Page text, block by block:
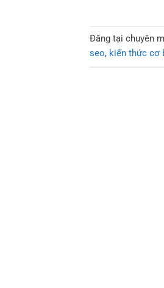
Đăng tại chuyên
seo, kiến thức cơ